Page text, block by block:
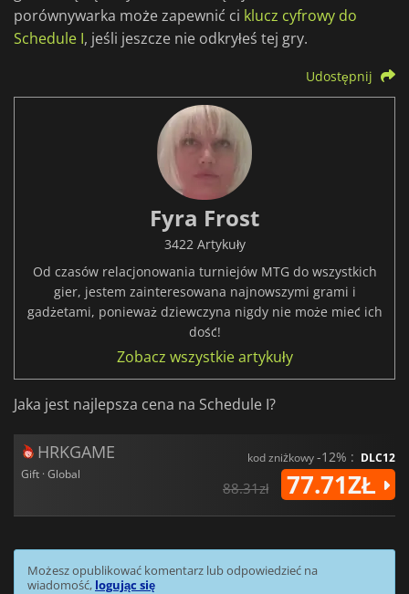
porównywarka może zapewnić ci klucz cyfrowy do
Schedule I, jeśli jeszcze nie odkryłeś tej gry.
Udostępnij
Fyra Frost
3422 Artykuły
Od czasów relacjonowania turniejów MTG do wszystkich
gier, jestem zainteresowana najnowszymi grami i
gadżetami, ponieważ dziewczyna nigdy nie może mieć ich
dość!
Zobacz wszystkie artykuły
Jaka jest najlepsza cena na Schedule I?
HRKGAME
Gift · Global
kod zniżkowy-12% : DLC12
88.31zł 77.71ZŁ
Możesz opublikować komentarz lub odpowiedzieć na
wiadomość, logując się